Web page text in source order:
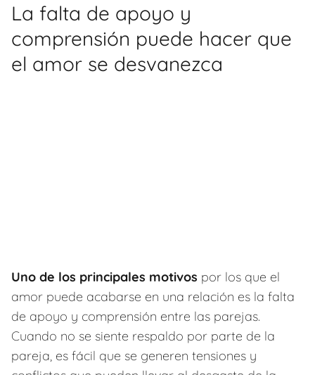
La falta de apoyo y
comprensión puede hacer que
el amor se desvanezca
Uno de los principales motivos por los que el
amor puede acabarse en una relación es la falta
de apoyo y comprensión entre las parejas.
Cuando no se siente respaldo por parte de la
pareja, es fácil que se generen tensiones y